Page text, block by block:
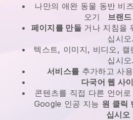
나만의 애완 동물 동반 비
오기
브랜
페이지를 만들거나 지침을
십시오.
텍스트, 이미지, 비디오,
십시오.
서비스를 추가하고 사
다국어 웹 사
콘텐츠를 직접 다른 언어로
Google 인공 지능 원 클릭
십시오